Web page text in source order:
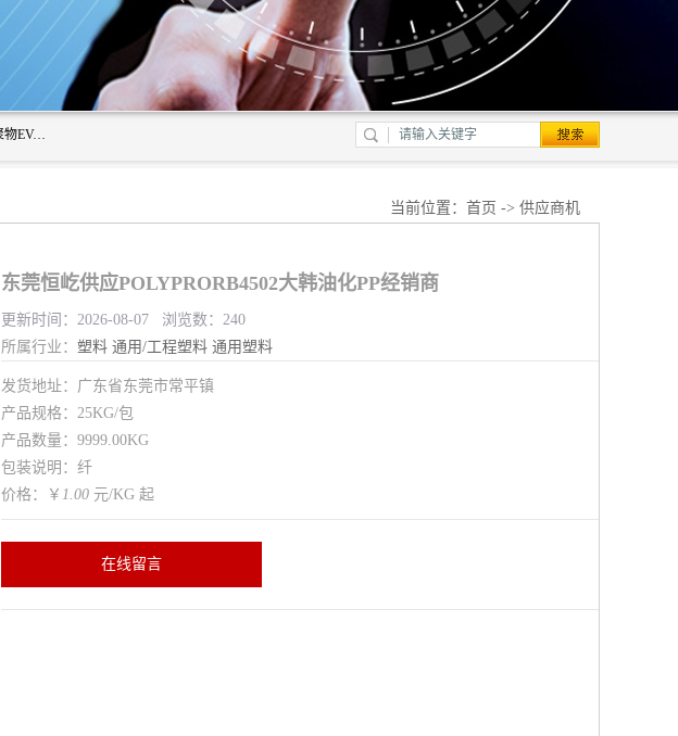
东莞市恒屹国际贸易有限公司（简称：恒屹国际）是一家石化原料综合营销服务商，主营产品乙烯-醋酸乙烯共聚物EVA、聚酰胺PA（尼龙）、醚酯型热塑弹性体TPEE等，公司秉承以市场为导向的战略思想，致力于大宗石化原料在中国市场的营销服务业务，为客户提供一站式的全面服务。
当前位置： 首页 -> 供应商机
东莞恒屹供应POLYPRORB4502大韩油化PP经销商
更新时间：2026-08-07 浏览数：240
所属行业： 塑料 通用/工程塑料 通用塑料
发货地址：广东省东莞市常平镇
产品规格：25KG/包
产品数量：9999.00KG
包装说明：纤
价格：￥ 1.00 元/KG 起
在线留言